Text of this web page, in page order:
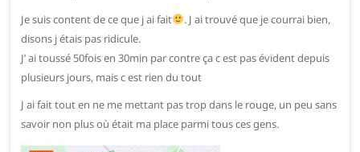
Je suis content de ce que j ai fait
. J ai trouvé que je courrai bien,
disons j étais pas ridicule.
J’ ai toussé 50fois en 30min par contre ça c est pas évident depuis
plusieurs jours, mais c est rien du tout
J ai fait tout en ne me mettant pas trop dans le rouge, un peu sans
savoir non plus où était ma place parmi tous ces gens.